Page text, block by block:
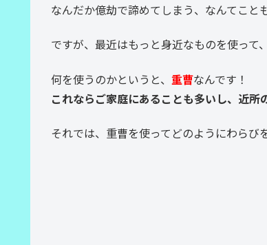
なんだか億劫で諦めてしまう、なんてこと
ですが、最近はもっと身近なものを使って
何を使うのかというと、 重曹なんです！
これならご家庭にあることも多いし、近所
それでは、重曹を使ってどのようにわらび